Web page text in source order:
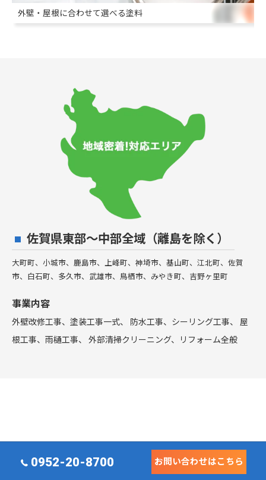
外壁・屋根に合わせて選べる塗料
佐賀県東部〜中部全域（離島を除く）
大町町、小城市、鹿島市、上峰町、神埼市、基山町、江北町、佐賀
市、白石町、多久市、武雄市、鳥栖市、みやき町、吉野ヶ里町
事業内容
外壁改修工事、塗装工事⼀式、 防水工事、シーリング工事、 屋
根工事、雨樋工事、 外部清掃クリーニング、リフォーム全般
0952-20-8700 お問い合わせはこちら